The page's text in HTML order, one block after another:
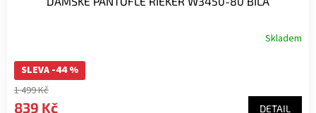
Skladem
SLEVA -44 %
1 499 Kč
839 Kč DETAIL